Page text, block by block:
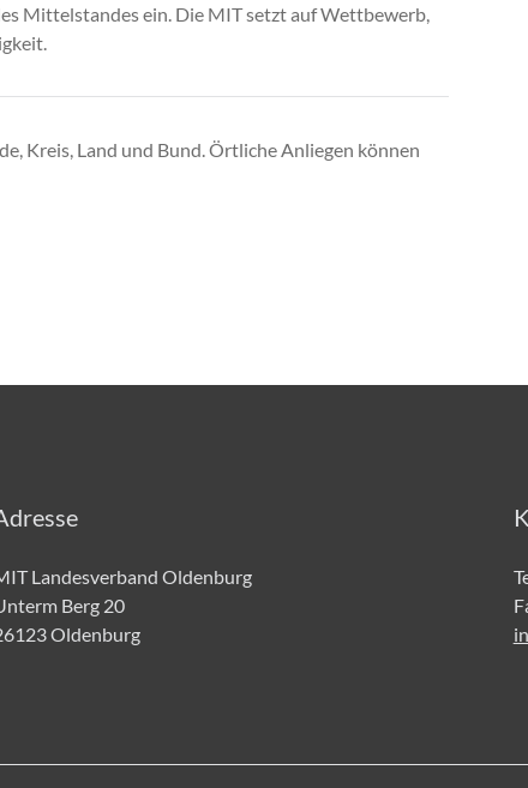
Mittelstandes ein. Die MIT setzt auf Wettbewerb,
Kreis, Land und Bund. Örtliche Anliegen können
Landesverband Oldenburg
Berg 20
Oldenburg